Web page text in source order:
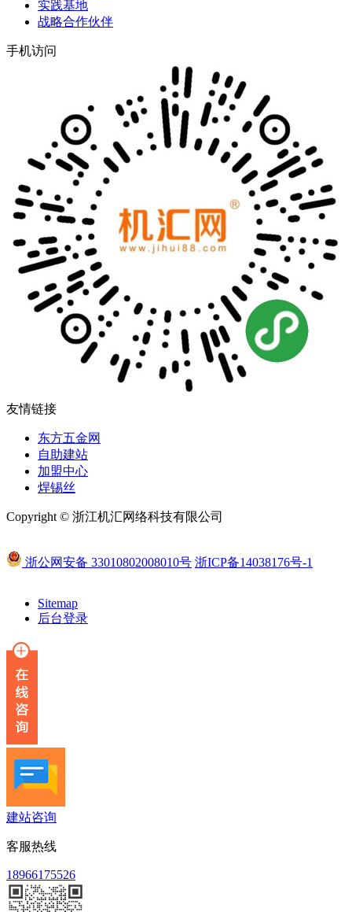
实践基地
战略合作伙伴
手机访问
友情链接
东方五金网
自助建站
加盟中心
焊锡丝
Copyright © 浙江机汇网络科技有限公司
浙公网安备 33010802008010号 浙ICP备14038176号-1
Sitemap
后台登录
建站咨询
客服热线
18966175526